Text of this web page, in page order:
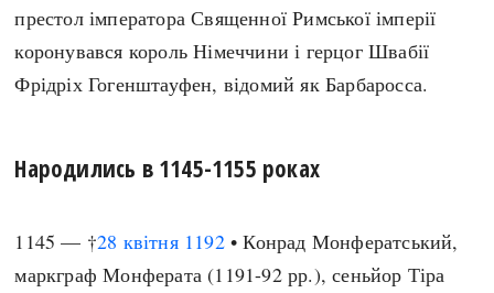
престол імператора Священної Римської імперії
коронувався король Німеччини і герцог Швабії
Фрідріх Гогенштауфен, відомий як Барбаросса.
Народились в 1145-1155 роках
1145 — †28 квітня 1192• Конрад Монфератський,
маркграф Монферата (1191-92 рр.), сеньйор Тіра